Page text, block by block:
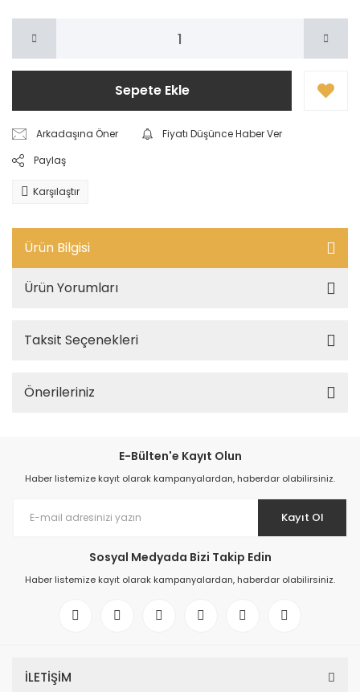
Sepete Ekle
Arkadaşına Öner
Fiyatı Düşünce Haber Ver
Paylaş
Karşılaştır
Ürün Bilgisi
Ürün Yorumları
Taksit Seçenekleri
Önerileriniz
E-Bülten'e Kayıt Olun
Haber listemize kayıt olarak kampanyalardan, haberdar olabilirsiniz.
Kayıt Ol
Sosyal Medyada Bizi Takip Edin
Haber listemize kayıt olarak kampanyalardan, haberdar olabilirsiniz.
İLETİŞİM